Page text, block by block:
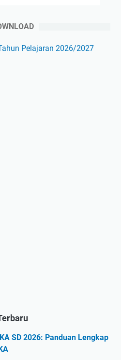
Pelajaran 2026/2027
SD 2026: Panduan Lengkap